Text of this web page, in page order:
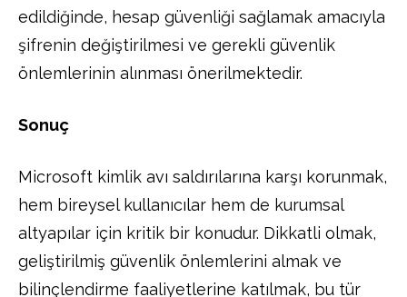
edildiğinde, hesap güvenliği sağlamak amacıyla
şifrenin değiştirilmesi ve gerekli güvenlik
önlemlerinin alınması önerilmektedir.
Sonuç
Microsoft kimlik avı saldırılarına karşı korunmak,
hem bireysel kullanıcılar hem de kurumsal
altyapılar için kritik bir konudur. Dikkatli olmak,
geliştirilmiş güvenlik önlemlerini almak ve
bilinçlendirme faaliyetlerine katılmak, bu tür